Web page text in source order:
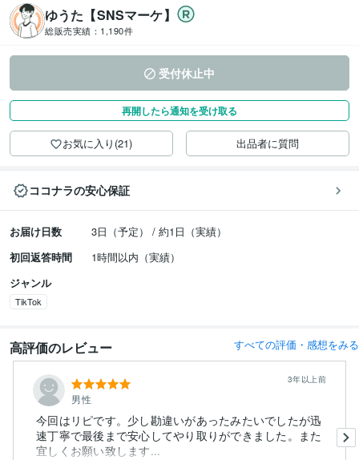
ゆうた【SNSマーケ】
総販売実績： 1,190件
受付休止中
再開したら通知を受け取る
お気に入り(21) 出品者に質問
ココナラの安心保証
お届け日数
3日（予定） / 約1日（実績）
初回返答時間
1時間以内（実績）
ジャンル
TikTok
高評価のレビュー すべての評価・感想をみる
男性
3年以上前
今回はリピです。少し勘違いがあったみたいでしたが迅
速丁寧で最後まで安心してやり取りができました。また
宜しくお願い致します...